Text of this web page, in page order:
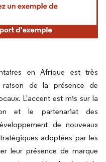
en Afrique est très
de la présence de
L'accent est mis sur la
et le partenariat des
de nouveaux
adoptées par les
leur présence de marque